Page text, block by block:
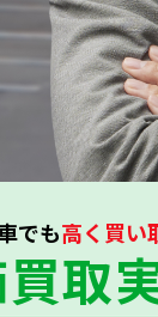
査定する
でも高く買い
取